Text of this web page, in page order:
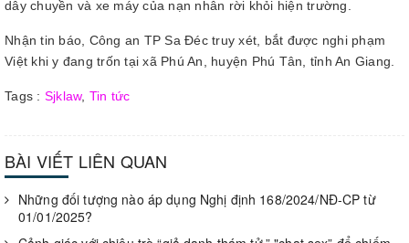
dây chuyền và xe máy của nạn nhân rời khỏi hiện trường.
Nhận tin báo, Công an TP Sa Đéc truy xét, bắt được nghi phạm
Việt khi y đang trốn tại xã Phú An, huyện Phú Tân, tỉnh An Giang.
Tags : Sjklaw, Tin tức
BÀI VIẾT LIÊN QUAN
Những đối tượng nào áp dụng Nghị định 168/2024/NĐ-CP từ
01/01/2025?